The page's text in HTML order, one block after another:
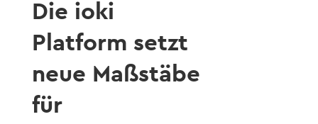
Die ioki
Platform setzt
neue Maßstäbe
für